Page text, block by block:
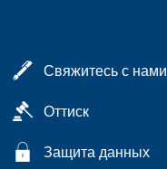
Свяжитесь с нами
Оттиск
Защита данных